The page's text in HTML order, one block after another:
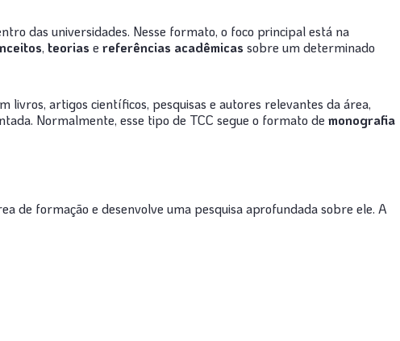
das universidades. Nesse formato, o foco principal está na
, teorias e referências acadêmicas sobre um determinado
livros, artigos científicos, pesquisas e autores relevantes da área,
Normalmente, esse tipo de TCC segue o formato de monografia
de formação e desenvolve uma pesquisa aprofundada sobre ele. A